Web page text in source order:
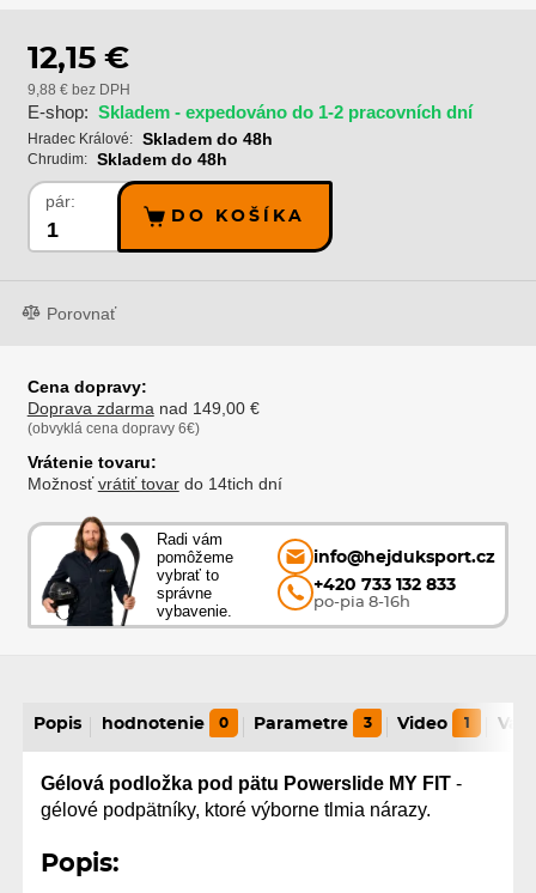
12,15 €
9,88 € bez DPH
E-shop: Skladem - expedováno do 1-2 pracovních dní
Hradec Králové: Skladem do 48h
Chrudim: Skladem do 48h
pár:
DO KOŠÍKA
Porovnať
Cena dopravy:
Doprava zdarma nad 149,00 €
(obvyklá cena dopravy 6€)
Vrátenie tovaru:
Možnosťvrátiť tovardo 14tich dní
Radi vám
pomôžeme
vybrať to
správne
vybavenie.
info@hejduksport.cz
+420 733 132 833
po-pia 8-16h
Popis hodnotenie 0 Parametre 3 Video 1
Gélová podložka pod pätu Powerslide MY FIT -
gélové podpätníky, ktoré výborne tlmia nárazy.
Popis: